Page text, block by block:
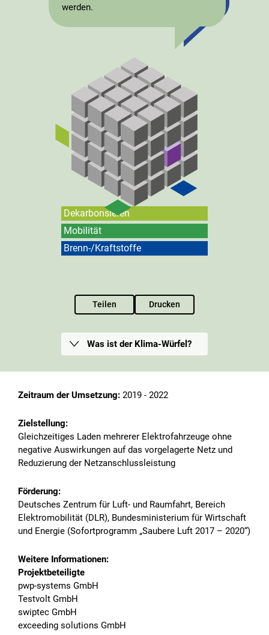
Teilen Drucken
werden.
Dekarbonsieren
Mobilität
Brenn-/Kraftstoffe
Was ist der Klima-Würfel?
Die Reduzierung von Treibhausgasemissionen erfordert
einen systematischen Ansatz – von der Erzeugung bis zur
Nutzung.
Zeitraum der Umsetzung: 2019 - 2022
Zielstellung:
Gleichzeitiges Laden mehrerer Elektrofahrzeuge ohne
negative Auswirkungen auf das vorgelagerte Netz und
Reduzierung der Netzanschlussleistung
Förderung:
Deutsches Zentrum für Luft- und Raumfahrt, Bereich
Elektromobilität (DLR), Bundesministerium für Wirtschaft
und Energie (Sofortprogramm „Saubere Luft 2017 – 2020“)
Weitere Informationen:
Projektbeteiligte
pwp-systems GmbH
Testvolt GmbH
swiptec GmbH
exceeding solutions GmbH